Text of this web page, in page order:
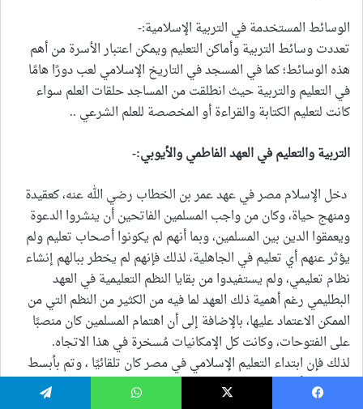
الوسائط المستخدمة في التربية الإسلامية:-
تعددت وسائط التربية وأماكن التعليم ويمكن اعتبار الأسرة من أهم
هذه الوسائط؛ كما في المسجد في التاريخ الإسلامي لعب دورًا هامًا
في التعليم والتربية حيث انطلقت من المساجد حلقات العلم سواء
كانت لتعليم الكتابة والقراءة أو المخصصة للعلم الشرعي ..
التربية والتعليم في العهد الفاطمي والأيوبي:-
دخل الإسلام مصر في عهد عمر بن الخطاب رضي الله عنه، كعقيدة
ومنهج حياة، وكان من واجب المسلمين الفاتحين أن ينشروا الدعوة
ويعمقوا الدين بين المسلمين، وبما أنهم لم يكونوا أصحاب تعليم ولم
يؤثر عنهم أي تعليم في الجاهلية، لذلك فإنهم لم يخطر ببالهم إنشاء
نظام تعليمي، ولم يستفيدوا من بقايا النظم التعليمية في العهد
البطليمي رغم أهمية ذلك العهد لما فيه من الكثير من النظم التي من
الممكن الاعتماد عليها، بالإضافة إلى أن اهتمام المسلمين كان منصبًا
على الفتوحات، وكانت كل الإمكانيات مُسخرة في هذا الاتجاه.
لذلك فإن ابتداء التعليم الإسلامي في مصر كان تلقائيًا ، وتم بأبسط
الأدوات وأسهل الوسائل المتاحة.